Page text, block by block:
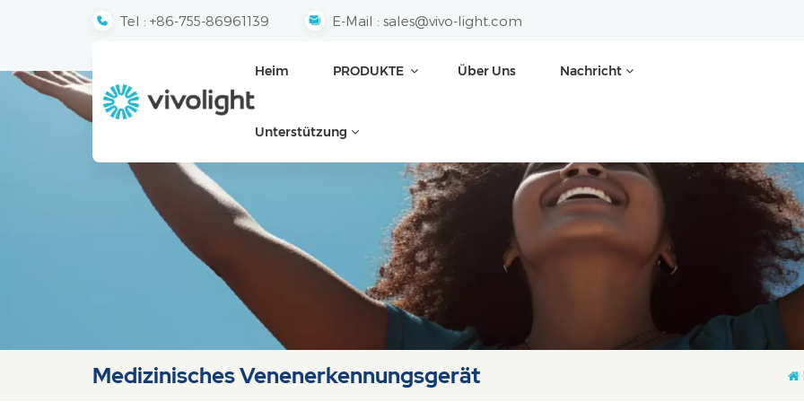
Tel : +86-755-86961139 E-Mail : sales@vivo-light.com
Heim PRODUKTE Über Uns Nachricht
Unterstützung
Medizinisches Venenerkennungsgerät